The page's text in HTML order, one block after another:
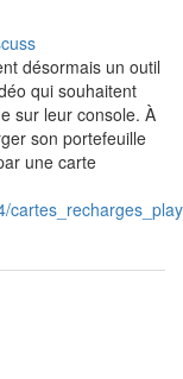
désormais un outil
qui souhaitent
sur leur console. À
son portefeuille
une carte